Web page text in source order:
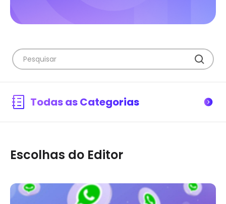
Todas as Categorias
Escolhas do Editor